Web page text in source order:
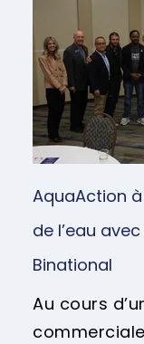
AquaAction
de l’eau
Binational
Au cours